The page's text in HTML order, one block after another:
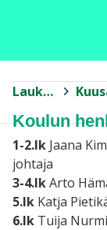
Laukaa >
Koulun
1-2.lk Jaana
johtaja
3-4.lkArto
5.lk Katja
6.lk Tuija